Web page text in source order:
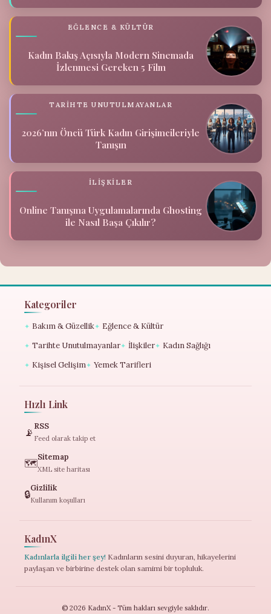
EĞLENCE & KÜLTÜR
Kadın Bakış Açısıyla Modern Sinemada
İzlenmesi Gereken 5 Film
TARIHTE UNUTULMAYANLAR
2026’nın Öncü Türk Kadın Girişimcileriyle
Tanışın
İLIŞKILER
Online Tanışma Uygulamalarında Ghosting
ile Nasıl Başa Çıkılır?
Kategoriler
✦ Bakım & Güzellik✦ Eğlence & Kültür
✦ Tarihte Unutulmayanlar✦ İlişkiler✦ Kadın Sağlığı
✦ Kişisel Gelişim✦ Yemek Tarifleri
Hızlı Link
📡 RSS
Feed olarak takip et
🗺️Sitemap
XML site haritası
🔒Gizlilik
Kullanım koşulları
KadınX
Kadınlarla ilgili her şey! Kadınların sesini duyuran, hikayelerini
paylaşan ve birbirine destek olan samimi bir topluluk.
© 2026 KadınX - Tüm hakları sevgiyle saklıdır.